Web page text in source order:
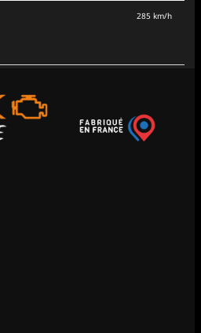
285 km/h